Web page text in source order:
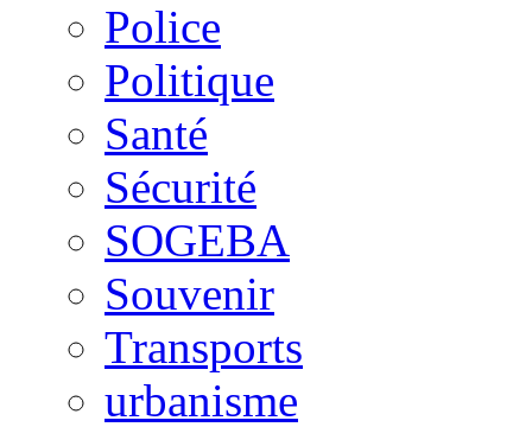
Police
Politique
Santé
Sécurité
SOGEBA
Souvenir
Transports
urbanisme